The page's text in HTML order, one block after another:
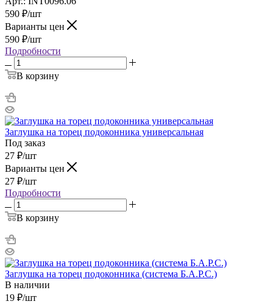
590 ₽/шт
Варианты цен
590 ₽/шт
Подробности
В корзину
Заглушка на торец подоконника универсальная
Под заказ
27 ₽/шт
Варианты цен
27 ₽/шт
Подробности
В корзину
Заглушка на торец подоконника (система Б.А.Р.С.)
В наличии
19 ₽/шт